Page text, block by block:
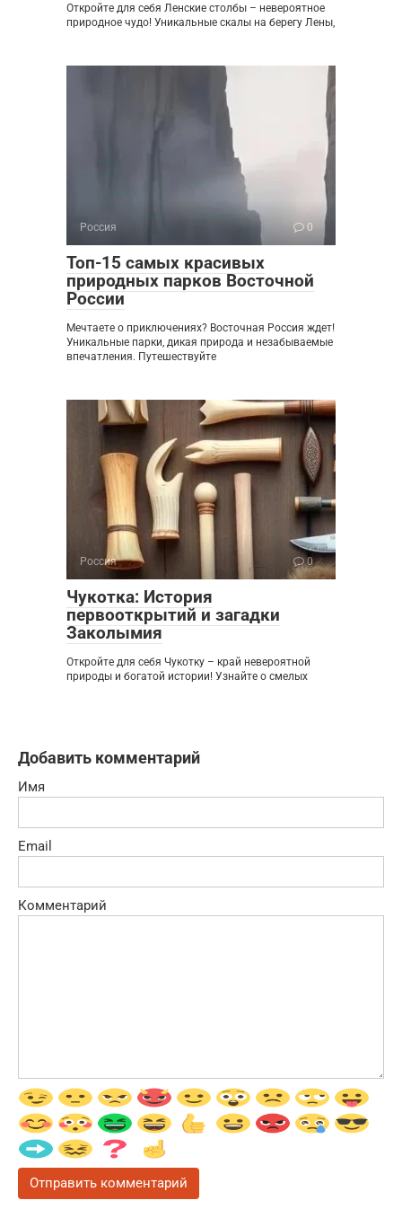
Откройте для себя Ленские столбы – невероятное
природное чудо! Уникальные скалы на берегу Лены,
Россия 0
Топ-15 самых красивых
природных парков Восточной
России
Мечтаете о приключениях? Восточная Россия ждет!
Уникальные парки, дикая природа и незабываемые
впечатления. Путешествуйте
Россия 0
Чукотка: История
первооткрытий и загадки
Заколымия
Откройте для себя Чукотку – край невероятной
природы и богатой истории! Узнайте о смелых
Добавить комментарий
Имя
Email
Комментарий